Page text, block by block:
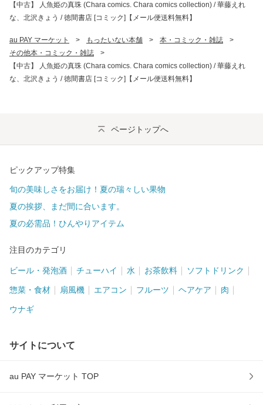
【中古】 人魚姫の真珠 (Chara comics. Chara comics collection) / 華藤えれ
な、北沢きょう / 徳間書店 [コミック]【メール便送料無料】
au PAY マーケット > もったいない本舗 > 本・コミック・雑誌
>
その他本・コミック・雑誌
>
【中古】 人魚姫の真珠 (Chara comics. Chara comics collection) / 華藤えれ
な、北沢きょう / 徳間書店 [コミック]【メール便送料無料】
ページトップへ
ピックアップ特集
旬の美味しさをお届け！夏の瑞々しい果物
夏の挨拶、まだ間に合います。
夏の必需品！ひんやりアイテム
注目のカテゴリ
ビール・発泡酒 チューハイ 水 お茶飲料 ソフトドリンク
惣菜・食材 扇風機 エアコン フルーツ ヘアケア 肉
ウナギ
サイトについて
au PAY マーケット TOP